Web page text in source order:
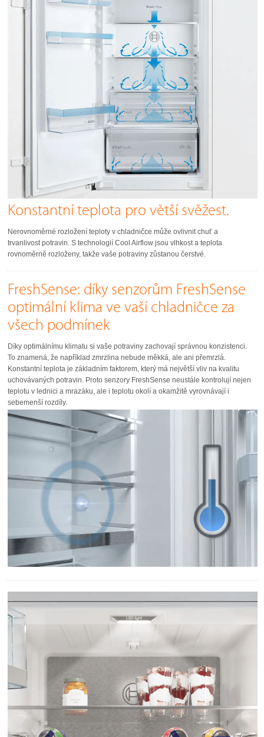
Konstantní teplota pro větší svěžest.
Nerovnoměrné rozložení teploty v chladničce může ovlivnit chuť a
trvanlivost potravin. S technologií Cool Airflow jsou vlhkost a teplota
rovnoměrně rozloženy, takže vaše potraviny zůstanou čerstvé.
FreshSense: díky senzorům FreshSense
optimální klima ve vaší chladničce za
všech podmínek
Díky optimálnímu klimatu si vaše potraviny zachovají správnou konzistenci.
To znamená, že například zmrzlina nebude měkká, ale ani přemrzlá.
Konstantní teplota je základním faktorem, který má největší vliv na kvalitu
uchovávaných potravin. Proto senzory FreshSense neustále kontrolují nejen
teplotu v lednici a mrazáku, ale i teplotu okolí a okamžitě vyrovnávají i
sebemenší rozdíly.